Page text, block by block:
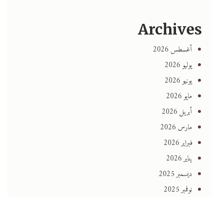
Archives
أغسطس 2026
يوليو 2026
يونيو 2026
مايو 2026
أبريل 2026
مارس 2026
فبراير 2026
يناير 2026
ديسمبر 2025
نوفمبر 2025